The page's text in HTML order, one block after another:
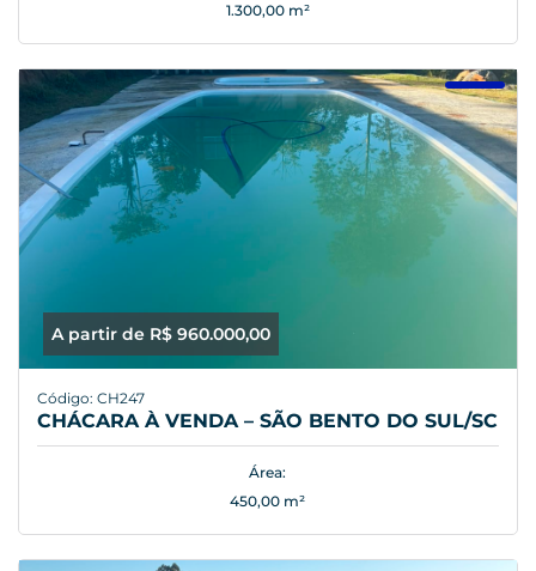
1.300,00 m²
A partir de R$ 960.000,00
Código: CH247
CHÁCARA À VENDA – SÃO BENTO DO SUL/SC
Área:
450,00 m²